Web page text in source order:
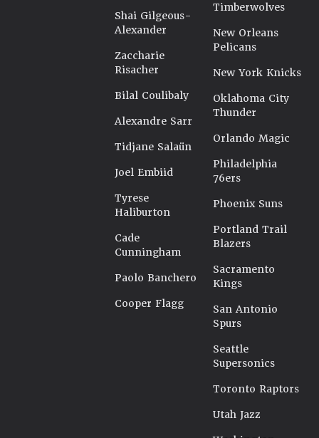
Shai Gilgeous-
Alexander
Zaccharie
Risacher
Bilal Coulibaly
Alexandre Sarr
Tidjane Salaün
Joel Embiid
Tyrese
Haliburton
Cade
Cunningham
Paolo Banchero
Cooper Flagg
Timberwolves
New Orleans
Pelicans
New York Knicks
Oklahoma City
Thunder
Orlando Magic
Philadelphia
76ers
Phoenix Suns
Portland Trail
Blazers
Sacramento
Kings
San Antonio
Spurs
Seattle
Supersonics
Toronto Raptors
Utah Jazz